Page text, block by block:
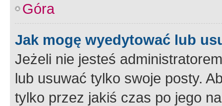
Góra
Jak mogę wyedytować lub
Jeżeli nie jesteś
lub usuwać tylko swoje posty.
tylko przez jakiś czas po jego